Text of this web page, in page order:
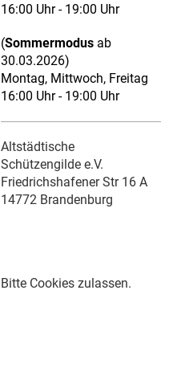
16:00 Uhr - 19:00 Uhr
(Sommermodus ab
30.03.2026)
Montag, Mittwoch, Freitag
16:00 Uhr - 19:00 Uhr
Altstädtische
Schützengilde e.V.
Friedrichshafener Str 16 A
14772 Brandenburg
Bitte Cookies zulassen.